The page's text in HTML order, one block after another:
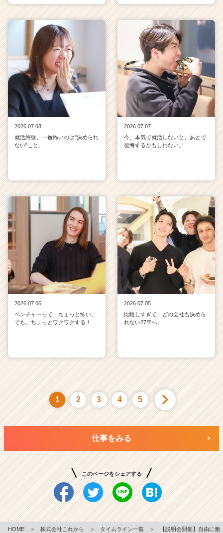
2026.07.08
就活終盤、一番怖いのは"決められ
ない"こと。
2026.07.07
今、本気で就活しないと、あとで
後悔するかもしれない。
2026.07.06
ベンチャーって、ちょっと怖い。
でも、ちょっとワクワクする！
2026.07.05
比較しすぎて、どの会社も決めら
れない27卒へ。
1 2 3 4 5
仕事をみる
このページをシェアする
HOME ＞ 株式会社これから ＞ タイムライン一覧 ＞
【説明会開催】自由に働